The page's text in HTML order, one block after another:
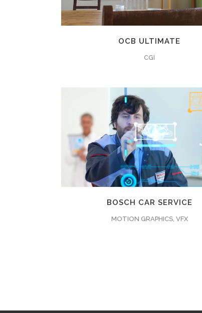
OCB ULTIMATE
CGI
ZOOMEN ANSEHEN
BOSCH CAR SERVICE
MOTION GRAPHICS, VFX